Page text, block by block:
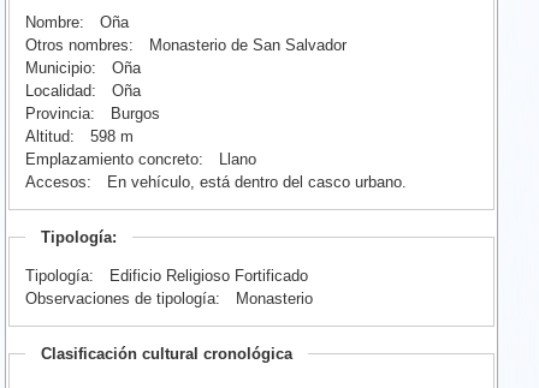
Nombre:
Oña
Otros nombres:
Monasterio de San Salvador
Municipio:
Oña
Localidad:
Oña
Provincia:
Burgos
Altitud:
598 m
Emplazamiento concreto:
Llano
Accesos:
En vehículo, está dentro del casco urbano.
Tipología:
Tipología:
Edificio Religioso Fortificado
Observaciones de tipología:
Monasterio
Clasificación cultural cronológica